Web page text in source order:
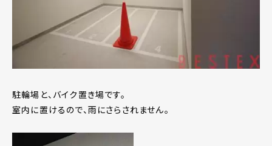
駐輪場と、バイク置き場です。
室内に置けるので、雨にさらされません。